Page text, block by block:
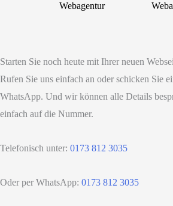
Webagentur
Starten Sie noch heute mit Ihrer neuen
Rufen Sie uns einfach an oder schicken Sie
WhatsApp. Und wir können alle Details
einfach auf die Nummer.
Telefonisch unter: 0173 812 3035
Oder per WhatsApp: 0173 812 3035